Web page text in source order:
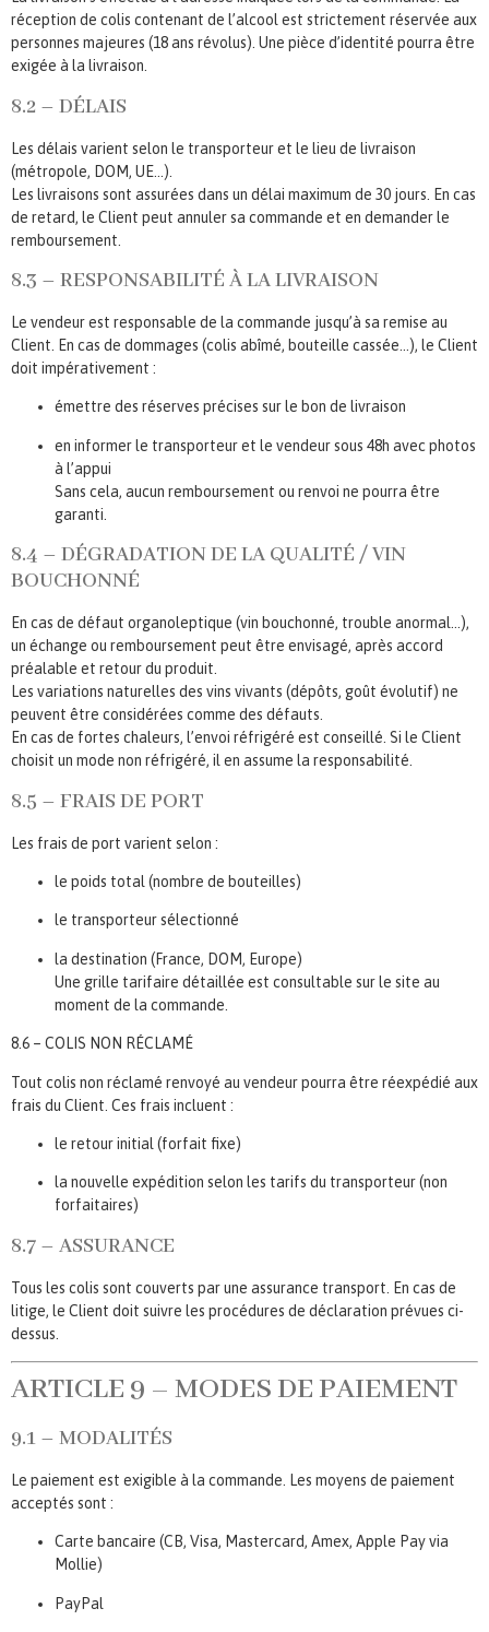
réception de colis contenant de l’alcool est strictement réservée aux
personnes majeures (18 ans révolus). Une pièce d’identité pourra être
exigée à la livraison.
8.2 – DÉLAIS
Les délais varient selon le transporteur et le lieu de livraison
(métropole, DOM, UE…).
Les livraisons sont assurées dans un délai maximum de 30 jours. En cas
de retard, le Client peut annuler sa commande et en demander le
remboursement.
8.3 – RESPONSABILITÉ À LA LIVRAISON
Le vendeur est responsable de la commande jusqu’à sa remise au
Client. En cas de dommages (colis abîmé, bouteille cassée…), le Client
doit impérativement :
émettre des réserves précises sur le bon de livraison
en informer le transporteur et le vendeur sous 48h avec photos
à l’appui
Sans cela, aucun remboursement ou renvoi ne pourra être
garanti.
8.4 – DÉGRADATION DE LA QUALITÉ / VIN
BOUCHONNÉ
En cas de défaut organoleptique (vin bouchonné, trouble anormal…),
un échange ou remboursement peut être envisagé, après accord
préalable et retour du produit.
Les variations naturelles des vins vivants (dépôts, goût évolutif) ne
peuvent être considérées comme des défauts.
En cas de fortes chaleurs, l’envoi réfrigéré est conseillé. Si le Client
choisit un mode non réfrigéré, il en assume la responsabilité.
8.5 – FRAIS DE PORT
Les frais de port varient selon :
le poids total (nombre de bouteilles)
le transporteur sélectionné
la destination (France, DOM, Europe)
Une grille tarifaire détaillée est consultable sur le site au
moment de la commande.
8.6 – COLIS NON RÉCLAMÉ
Tout colis non réclamé renvoyé au vendeur pourra être réexpédié aux
frais du Client. Ces frais incluent :
le retour initial (forfait fixe)
la nouvelle expédition selon les tarifs du transporteur (non
forfaitaires)
8.7 – ASSURANCE
Tous les colis sont couverts par une assurance transport. En cas de
litige, le Client doit suivre les procédures de déclaration prévues ci-
dessus.
ARTICLE 9 – MODES DE PAIEMENT
9.1 – MODALITÉS
Le paiement est exigible à la commande. Les moyens de paiement
acceptés sont :
Carte bancaire (CB, Visa, Mastercard, Amex, Apple Pay via
Mollie)
PayPal